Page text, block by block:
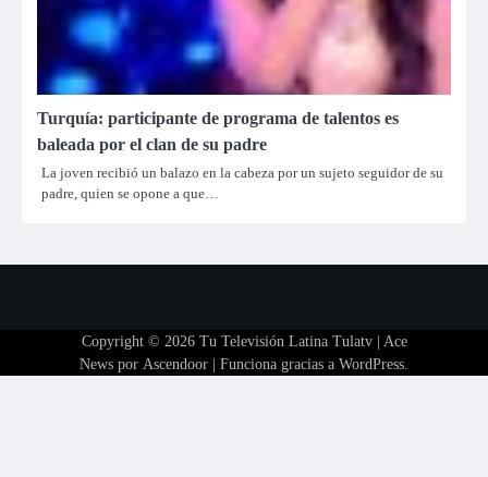
Turquía: participante de programa de talentos es
baleada por el clan de su padre
La joven recibió un balazo en la cabeza por un sujeto seguidor de su
padre, quien se opone a que…
Copyright © 2026 Tu Televisión Latina Tulatv| Ace
News por Ascendoor | Funciona gracias a WordPress.